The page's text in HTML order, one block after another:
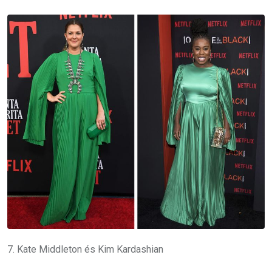
7. Kate Middleton és Kim Kardashian